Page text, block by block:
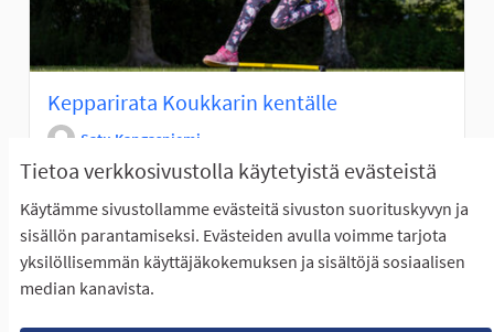
Tietoa verkkosivustolla käytetyistä evästeistä
Käytämme sivustollamme evästeitä sivuston suorituskyvyn ja
sisällön parantamiseksi. Evästeiden avulla voimme tarjota
yksilöllisemmän käyttäjäkokemuksen ja sisältöjä sosiaalisen
median kanavista.
Kepparirata Koukkarin kentälle
Satu Kangasniemi
ETENEE ÄÄNESTYKSEEN
Kepparirata olisi lasten ja nuorten vapaassa käytössä.
Linkeissä esimerkkejä keppariradoista:
...
Rajaa tulokset teeman mukaan: Eteläinen Seinäjoki
Eteläinen Seinäjoki